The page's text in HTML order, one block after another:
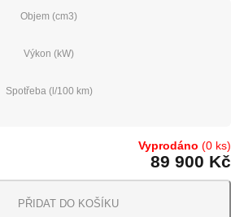
Objem (cm3)
Výkon (kW)
Spotřeba (l/100 km)
Vyprodáno (0 ks)
89 900 Kč
PŘIDAT DO KOŠÍKU